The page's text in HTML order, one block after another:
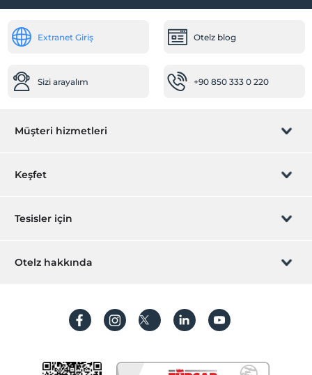
Emanet Dolapları Ücretsiz
Ücretsiz
Günlük temizlik hizmeti
Ortak Alanlar
Özel sigara içilen alan
Odalar
Ses geçirmeyen odalar
Resepsiyon Hizmetleri
Extranet Giriş Otelz blog
Sizi arayalım +90 850 333 0 220
Müşteri hizmetleri
Rezervasyon yönet
Sıkça sorulan sorular
Keşfet
Hediye Kart
Hesap oluştur
Tesisler için
Hemen tesisinizi ekleyin
Otelz hakkında